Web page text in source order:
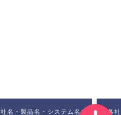
名・製品名・システム名などは、各社